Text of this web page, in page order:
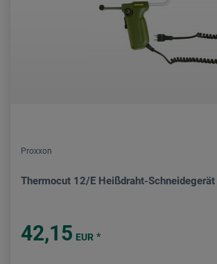
Proxxon
Thermocut 12/E Heißdraht-Schneidegerät
42,15 EUR *